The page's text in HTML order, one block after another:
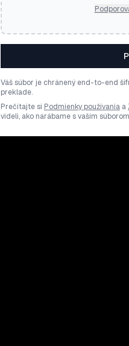
Váš súbor je chránený end-to-end
preklade.
Prečítajte si Podmienky používania a
videli, ako narábame s vaším